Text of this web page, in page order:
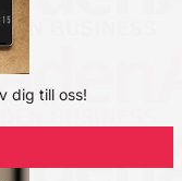
dig till oss!